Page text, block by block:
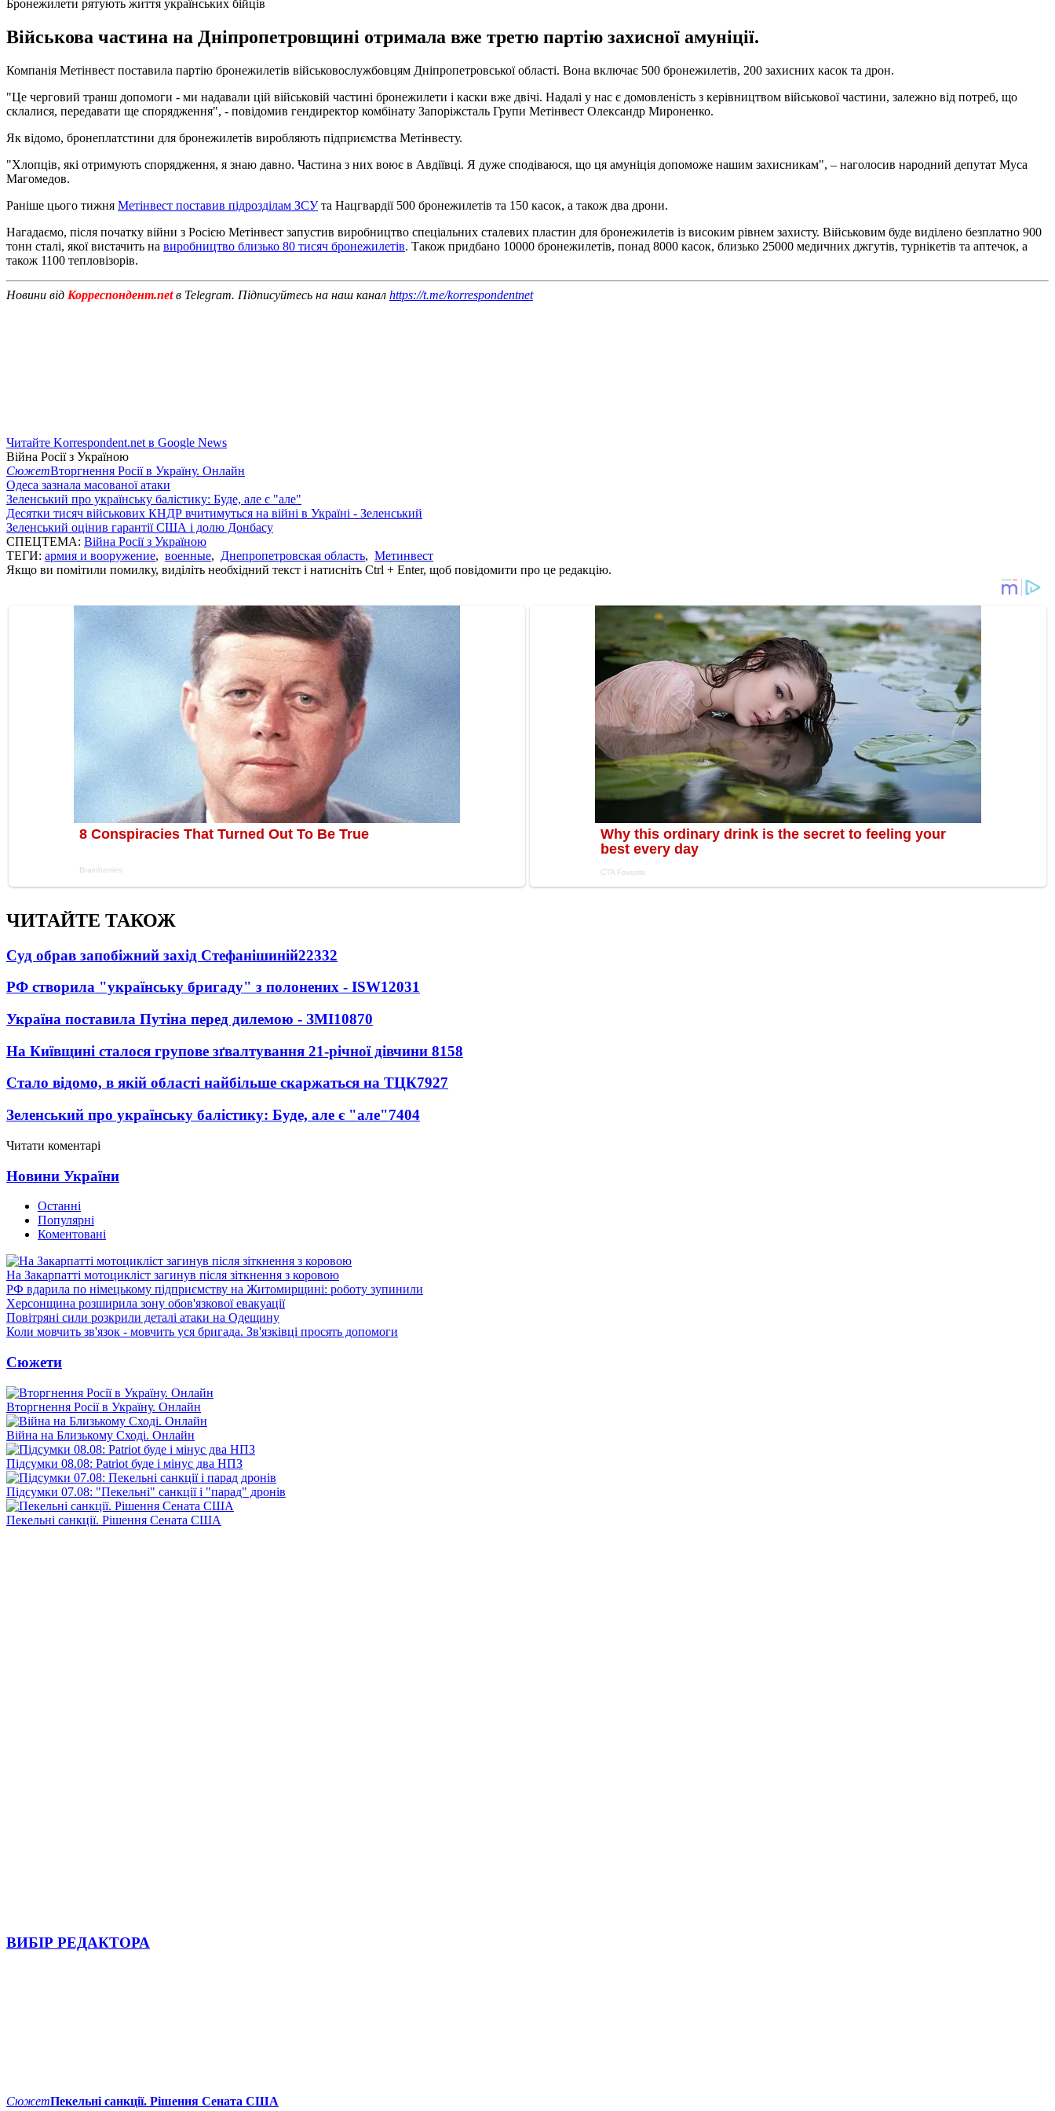
Бронежилети рятують життя українських бійців
Військова частина на Дніпропетровщині отримала вже третю партію захисної амуніції.
Компанія Метінвест поставила партію бронежилетів військовослужбовцям Дніпропетровської області. Вона включає 500 бронежилетів, 200 захисних касок та дрон.
"Це черговий транш допомоги - ми надавали цій військовій частині бронежилети і каски вже двічі. Надалі у нас є домовленість з керівництвом військової частини, залежно від потреб, що
склалися, передавати ще спорядження", - повідомив гендиректор комбінату Запоріжсталь Групи Метінвест Олександр Мироненко.
Як відомо, бронеплатстини для бронежилетів виробляють підприємства Метінвесту.
"Хлопців, які отримують спорядження, я знаю давно. Частина з них воює в Авдіївці. Я дуже сподіваюся, що ця амуніція допоможе нашим захисникам", – наголосив народний депутат Муса
Магомедов.
Раніше цього тижня Метінвест поставив підрозділам ЗСУта Нацгвардії 500 бронежилетів та 150 касок, а також два дрони.
Нагадаємо, після початку війни з Росією Метінвест запустив виробництво спеціальних сталевих пластин для бронежилетів із високим рівнем захисту. Військовим буде виділено безплатно 900
тонн сталі, якої вистачить на виробництво близько 80 тисяч бронежилетів. Також придбано 10000 бронежилетів, понад 8000 касок, близько 25000 медичних джгутів, турнікетів та аптечок, а
також 1100 тепловізорів.
Новини від Корреспондент.netв Telegram. Підписуйтесь на наш канал https://t.me/korrespondentnet
Читайте Korrespondent.net в Google News
Війна Росії з Україною
СюжетВторгнення Росії в Україну. Онлайн
Одеса зазнала масованої атаки
Зеленський про українську балістику: Буде, але є "але"
Десятки тисяч військових КНДР вчитимуться на війні в Україні - Зеленський
Зеленський оцінив гарантії США і долю Донбасу
СПЕЦТЕМА: Війна Росії з Україною
ТЕГИ: армия и вооружение, военные, Днепропетровская область, Метинвест
Якщо ви помітили помилку, виділіть необхідний текст і натисніть Ctrl + Enter, щоб повідомити про це редакцію.
ЧИТАЙТЕ ТАКОЖ
Суд обрав запобіжний захід Стефанішиній22332
РФ створила "українську бригаду" з полонених - ISW12031
Україна поставила Путіна перед дилемою - ЗМІ10870
На Київщині сталося групове зґвалтування 21-річної дівчини 8158
Стало відомо, в якій області найбільше скаржаться на ТЦК7927
Зеленський про українську балістику: Буде, але є "але"7404
Читати коментарі
Новини України
Останні
Популярні
Коментовані
На Закарпатті мотоцикліст загинув після зіткнення з коровою
РФ вдарила по німецькому підприємству на Житомирщині: роботу зупинили
Херсонщина розширила зону обов'язкової евакуації
Повітряні сили розкрили деталі атаки на Одещину
Коли мовчить зв'язок - мовчить уся бригада. Зв'язківці просять допомоги
Сюжети
Вторгнення Росії в Україну. Онлайн
Війна на Близькому Сході. Онлайн
Підсумки 08.08: Patriot буде і мінус два НПЗ
Підсумки 07.08: "Пекельні" санкції і "парад" дронів
Пекельні санкції. Рішення Сената США
ВИБІР РЕДАКТОРА
СюжетПекельні санкції. Рішення Сената США